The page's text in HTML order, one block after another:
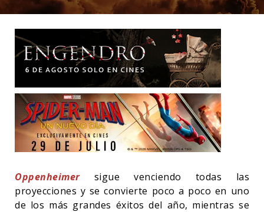
Oppenheimer
sigue venciendo todas las
proyecciones y se convierte poco a poco en uno
de los más grandes éxitos del año, mientras se